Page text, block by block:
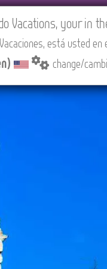
US CONTACT
Vacations, your in
está usted
change/